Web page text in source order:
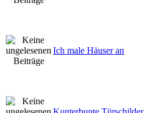
Ich male Häuser an